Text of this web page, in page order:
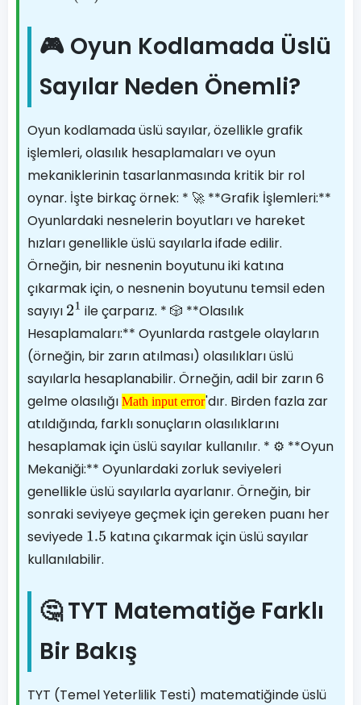
🎮 Oyun Kodlamada Üslü
Sayılar Neden Önemli?
Oyun kodlamada üslü sayılar, özellikle grafik
işlemleri, olasılık hesaplamaları ve oyun
mekaniklerinin tasarlanmasında kritik bir rol
oynar. İşte birkaç örnek: * 🚀 **Grafik İşlemleri:**
Oyunlardaki nesnelerin boyutları ve hareket
hızları genellikle üslü sayılarla ifade edilir.
Örneğin, bir nesnenin boyutunu iki katına
çıkarmak için, o nesnenin boyutunu temsil eden
sayıyı 21 ile çarparız. * 🎲 **Olasılık
Hesaplamaları:** Oyunlarda rastgele olayların
(örneğin, bir zarın atılması) olasılıkları üslü
sayılarla hesaplanabilir. Örneğin, adil bir zarın 6
gelme olasılığı Math input error
Math input
error
'dır. Birden fazla zar
atıldığında, farklı sonuçların olasılıklarını
hesaplamak için üslü sayılar kullanılır. * ⚙️ **Oyun
Mekaniği:** Oyunlardaki zorluk seviyeleri
genellikle üslü sayılarla ayarlanır. Örneğin, bir
sonraki seviyeye geçmek için gereken puanı her
seviyede 1.5 katına çıkarmak için üslü sayılar
kullanılabilir.
🤔 TYT Matematiğe Farklı
Bir Bakış
TYT (Temel Yeterlilik Testi) matematiğinde üslü